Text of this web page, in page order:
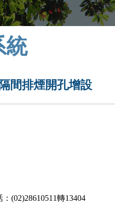
統
間排煙開孔增設
(02)28610511轉13404